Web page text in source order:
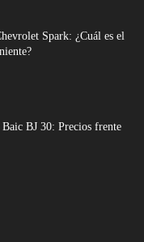
Spark: ¿Cuál es el
BJ 30: Precios frente